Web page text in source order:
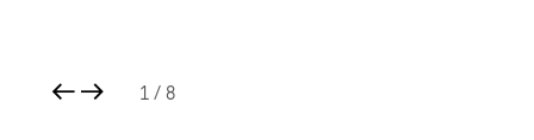
1 / 8